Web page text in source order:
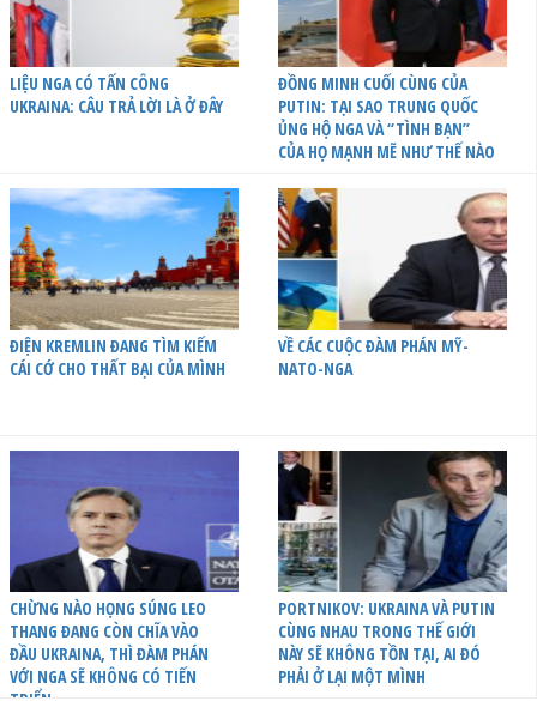
LIỆU NGA CÓ TẤN CÔNG
UKRAINA: CÂU TRẢ LỜI LÀ Ở ĐÂY
ĐỒNG MINH CUỐI CÙNG CỦA
PUTIN: TẠI SAO TRUNG QUỐC
ỦNG HỘ NGA VÀ “TÌNH BẠN”
CỦA HỌ MẠNH MẼ NHƯ THẾ NÀO
ĐIỆN KREMLIN ĐANG TÌM KIẾM
CÁI CỚ CHO THẤT BẠI CỦA MÌNH
VỀ CÁC CUỘC ĐÀM PHÁN MỸ-
NATO-NGA
CHỪNG NÀO HỌNG SÚNG LEO
THANG ĐANG CÒN CHĨA VÀO
ĐẦU UKRAINA, THÌ ĐÀM PHÁN
VỚI NGA SẼ KHÔNG CÓ TIẾN
TRIỂN
PORTNIKOV: UKRAINA VÀ PUTIN
CÙNG NHAU TRONG THẾ GIỚI
NÀY SẼ KHÔNG TỒN TẠI, AI ĐÓ
PHẢI Ở LẠI MỘT MÌNH